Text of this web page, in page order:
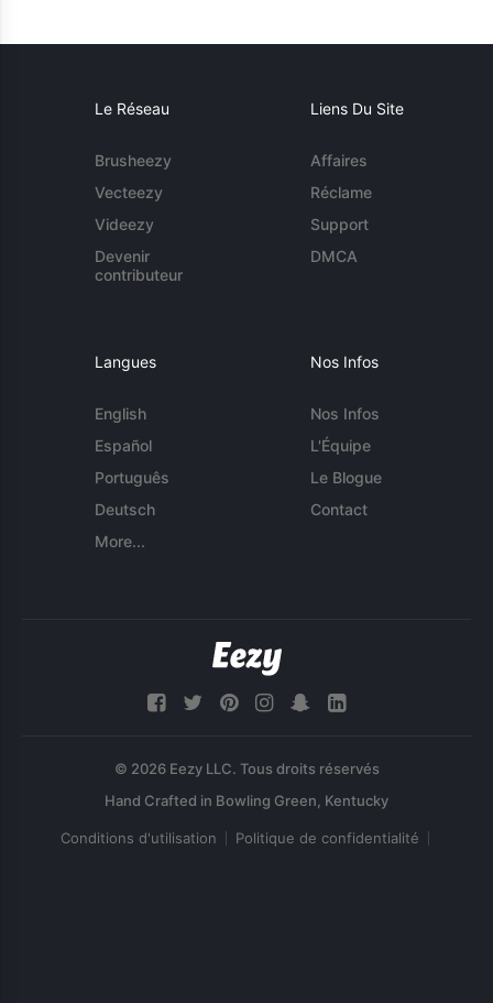
Le Réseau
Brusheezy
Vecteezy
Videezy
Devenir
contributeur
Liens Du Site
Affaires
Réclame
Support
DMCA
Langues
English
Español
Português
Deutsch
More...
Nos Infos
Nos Infos
L'Équipe
Le Blogue
Contact
© 2026 Eezy LLC. Tous droits réservés
Conditions d'utilisation Politique de confidentialité